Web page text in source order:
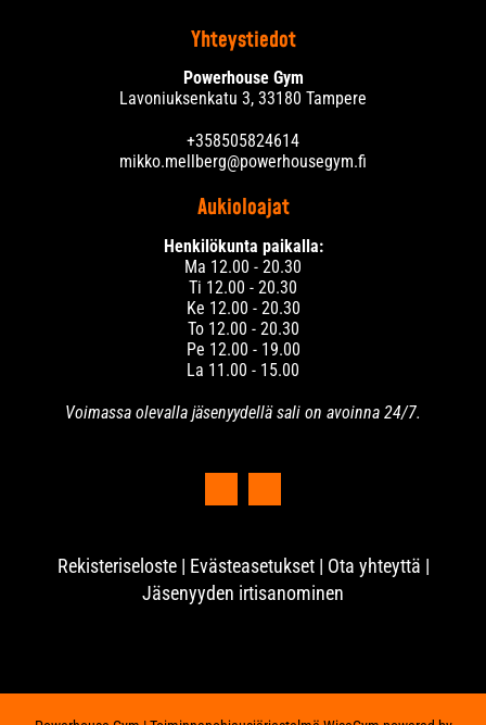
Yhteystiedot
Powerhouse Gym
Lavoniuksenkatu 3, 33180 Tampere
+358505824614
mikko.mellberg@powerhousegym.fi
Aukioloajat
Henkilökunta paikalla:
Ma 12.00 - 20.30
Ti 12.00 - 20.30
Ke 12.00 - 20.30
To 12.00 - 20.30
Pe 12.00 - 19.00
La 11.00 - 15.00
Voimassa olevalla jäsenyydellä sali on avoinna 24/7.
Rekisteriseloste| Evästeasetukset| Ota yhteyttä |
Jäsenyyden irtisanominen